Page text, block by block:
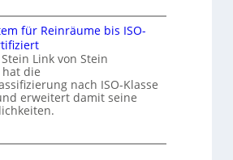
für Reinräume bis ISO-
Link von Stein
die
nach ISO-Klasse
erweitert damit seine